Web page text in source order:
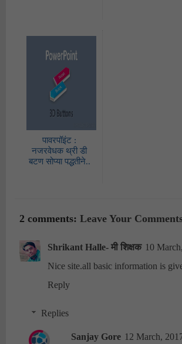
पावरपॉइंट :
नजरवेधक थ्री डी
बटण सोप्या पद्धतीने..
2 comments: Leave Your
Shrikant Halle- मी शिक्षक 10
Nice site.all basic information is
Reply
Replies
Sanjay Gore 12 March,